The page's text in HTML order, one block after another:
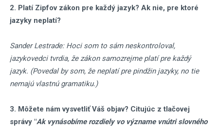
2. Platí Zipfov zákon pre každý jazyk? Ak nie, pre ktoré
jazyky neplatí?
Sander Lestrade: Hoci som to sám neskontroloval,
jazykovedci tvrdia, že zákon samozrejme platí pre každý
jazyk. (Povedal by som, že neplatí pre pindžin jazyky, no tie
nemajú vlastnú gramatiku.)
3. Môžete nám vysvetliť Váš objav? Citujúc z tlačovej
správy "Ak vynásobíme rozdiely vo význame vnútri slovného